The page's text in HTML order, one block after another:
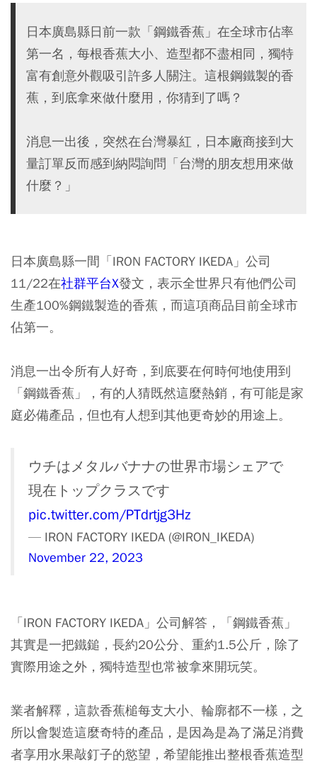
日本廣島縣日前一款「鋼鐵香蕉」在全球市佔率
第一名，每根香蕉大小、造型都不盡相同，獨特
富有創意外觀吸引許多人關注。這根鋼鐵製的香
蕉，到底拿來做什麼用，你猜到了嗎？
消息一出後，突然在台灣暴紅，日本廠商接到大
量訂單反而感到納悶詢問「台灣的朋友想用來做
什麼？」
日本廣島縣一間「IRON FACTORY IKEDA」公司
11/22在社群平台X發文，表示全世界只有他們公司
生產100%鋼鐵製造的香蕉，而這項商品目前全球市
佔第一。
消息一出令所有人好奇，到底要在何時何地使用到
「鋼鐵香蕉」，有的人猜既然這麼熱銷，有可能是家
庭必備產品，但也有人想到其他更奇妙的用途上。
ウチはメタルバナナの世界市場シェアで
現在トップクラスです
pic.twitter.com/PTdrtjg3Hz
— IRON FACTORY IKEDA (@IRON_IKEDA)
November 22, 2023
「IRON FACTORY IKEDA」公司解答，「鋼鐵香蕉」
其實是一把鐵鎚，長約20公分、重約1.5公斤，除了
實際用途之外，獨特造型也常被拿來開玩笑。
業者解釋，這款香蕉槌每支大小、輪廓都不一樣，之
所以會製造這麼奇特的產品，是因為是為了滿足消費
者享用水果敲釘子的慾望，希望能推出整根香蕉造型